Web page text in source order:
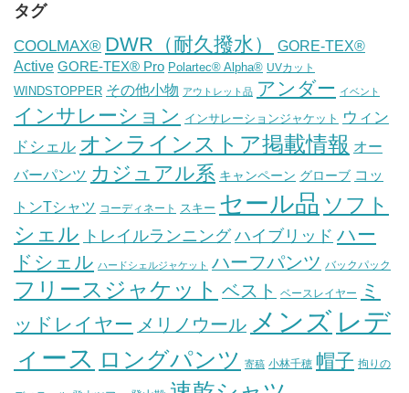
タグ
COOLMAX® DWR（耐久撥水）
GORE-TEX®
Active GORE-TEX® Pro Polartec® Alpha® UVカット
WINDSTOPPER その他小物 アウトレット品 アンダー イベント
インサレーション インサレーションジャケット ウィン
ドシェル オンラインストア掲載情報 オー
バーパンツ カジュアル系 キャンペーン グローブ コッ
トンTシャツ コーディネート スキー セール品 ソフト
シェル トレイルランニング ハイブリッド ハー
ドシェル ハードシェルジャケット ハーフパンツ バックパック
フリースジャケット ベスト ベースレイヤー
ミ
ッドレイヤー メリノウール メンズ レデ
ィース ロングパンツ 寄稿 小林千穂 帽子 拘りの